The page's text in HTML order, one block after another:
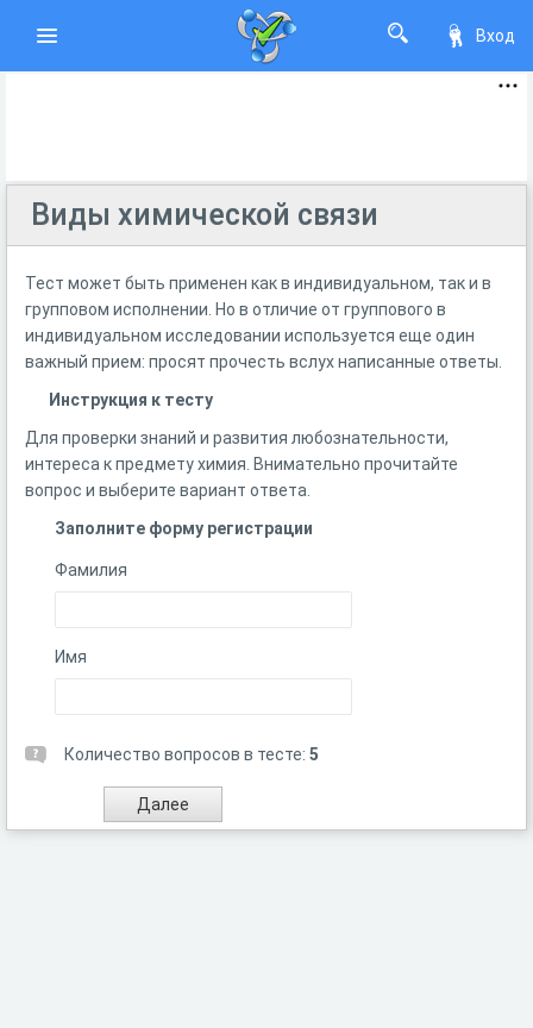
Вход
Виды химической связи
Тест может быть применен как в индивидуальном, так и в
групповом исполнении. Но в отличие от группового в
индивидуальном исследовании используется еще один
важный прием: просят прочесть вслух написанные ответы.
Инструкция к тесту
Для проверки знаний и развития любознательности,
интереса к предмету химия. Внимательно прочитайте
вопрос и выберите вариант ответа.
Заполните форму регистрации
Фамилия
Имя
Количество вопросов в тесте: 5